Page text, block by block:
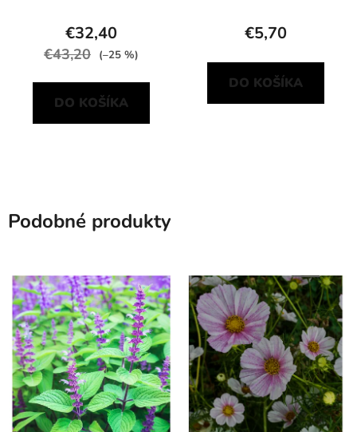
€32,40
€43,20 (–25 %)
DO KOŠÍKA
€5,70
DO KOŠÍKA
Podobné produkty